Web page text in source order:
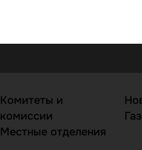
Комитеты и
комиссии
Местные отделения